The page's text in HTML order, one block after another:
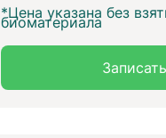
*Цена указана без
биоматериала